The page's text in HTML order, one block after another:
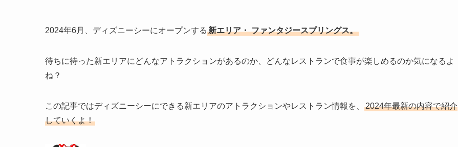
2024年6月、ディズニーシーにオープンする 新エリア・ ファンタジースプリングス。
待ちに待った新エリアにどんなアトラクションがあるのか、どんなレストランで食事が楽しめるのか気になるよ
ね？
この記事ではディズニーシーにできる新エリアのアトラクションやレストラン情報を、
2024年最新の内容で紹介
していくよ！